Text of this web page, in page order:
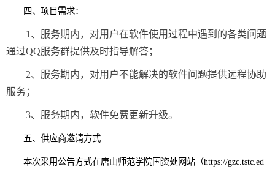
四、项目需求：
1 、服务期内，对用户在软件使用过程中遇到的各类问题
通过QQ服务群提供及时指导解答；
2、服务期内，对用户不能解决的软件问题提供远程协助
服务；
3、服务期内，软件免费更新升级。
五、供应商邀请方式
本次采用公告方式在唐山师范学院国资处网站 （https://gzc.tstc.ed